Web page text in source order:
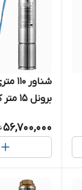
اسب سه فاز
56,700,000